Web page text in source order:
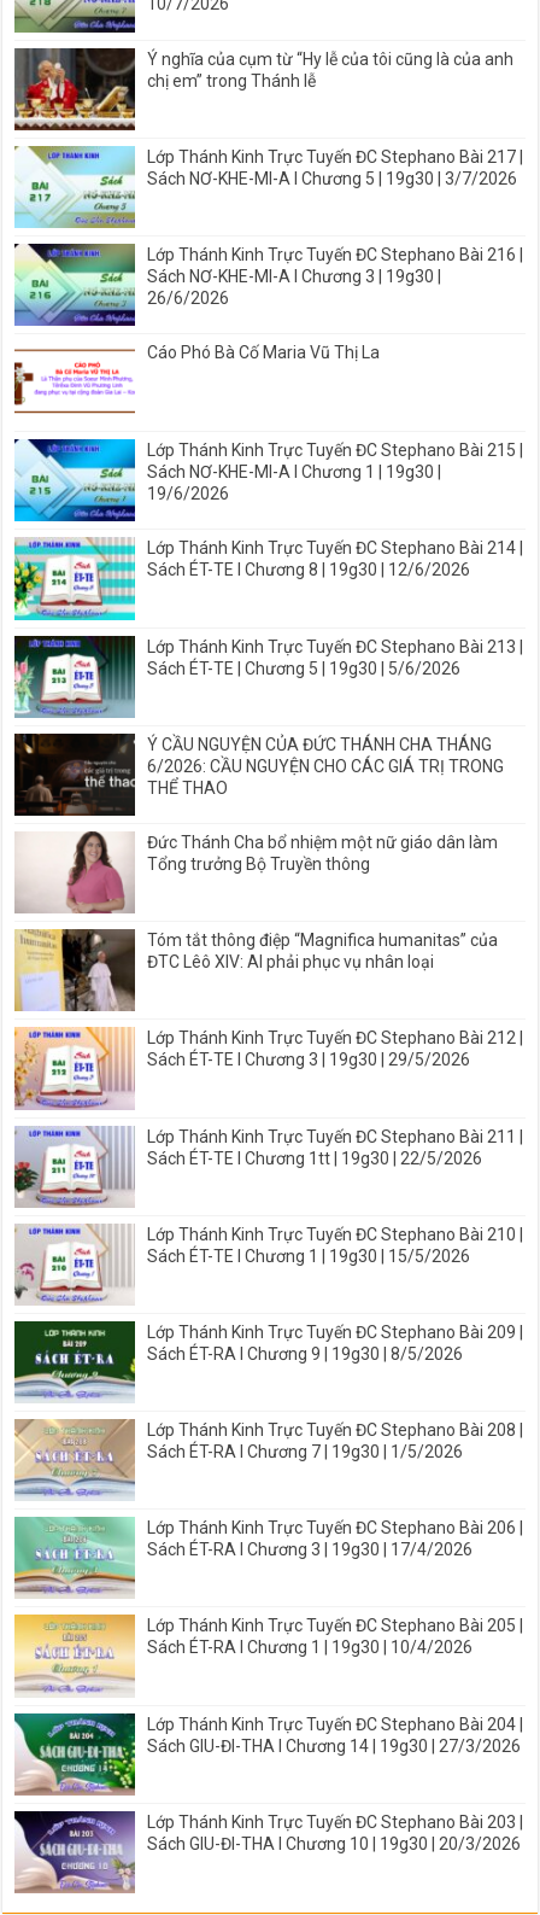
10/7/2026
Ý nghĩa của cụm từ “Hy lễ của tôi cũng là của anh
chị em” trong Thánh lễ
Lớp Thánh Kinh Trực Tuyến ĐC Stephano Bài 217 |
Sách NƠ-KHE-MI-A I Chương 5 | 19g30 | 3/7/2026
Lớp Thánh Kinh Trực Tuyến ĐC Stephano Bài 216 |
Sách NƠ-KHE-MI-A I Chương 3 | 19g30 |
26/6/2026
Cáo Phó Bà Cố Maria Vũ Thị La
Lớp Thánh Kinh Trực Tuyến ĐC Stephano Bài 215 |
Sách NƠ-KHE-MI-A I Chương 1 | 19g30 |
19/6/2026
Lớp Thánh Kinh Trực Tuyến ĐC Stephano Bài 214 |
Sách ÉT-TE I Chương 8 | 19g30 | 12/6/2026
Lớp Thánh Kinh Trực Tuyến ĐC Stephano Bài 213 |
Sách ÉT-TE | Chương 5 | 19g30 | 5/6/2026
Ý CẦU NGUYỆN CỦA ĐỨC THÁNH CHA THÁNG
6/2026: CẦU NGUYỆN CHO CÁC GIÁ TRỊ TRONG
THỂ THAO
Đức Thánh Cha bổ nhiệm một nữ giáo dân làm
Tổng trưởng Bộ Truyền thông
Tóm tắt thông điệp “Magnifica humanitas” của
ĐTC Lêô XIV: AI phải phục vụ nhân loại
Lớp Thánh Kinh Trực Tuyến ĐC Stephano Bài 212 |
Sách ÉT-TE I Chương 3 | 19g30 | 29/5/2026
Lớp Thánh Kinh Trực Tuyến ĐC Stephano Bài 211 |
Sách ÉT-TE I Chương 1tt | 19g30 | 22/5/2026
Lớp Thánh Kinh Trực Tuyến ĐC Stephano Bài 210 |
Sách ÉT-TE I Chương 1 | 19g30 | 15/5/2026
Lớp Thánh Kinh Trực Tuyến ĐC Stephano Bài 209 |
Sách ÉT-RA I Chương 9 | 19g30 | 8/5/2026
Lớp Thánh Kinh Trực Tuyến ĐC Stephano Bài 208 |
Sách ÉT-RA I Chương 7 | 19g30 | 1/5/2026
Lớp Thánh Kinh Trực Tuyến ĐC Stephano Bài 206 |
Sách ÉT-RA I Chương 3 | 19g30 | 17/4/2026
Lớp Thánh Kinh Trực Tuyến ĐC Stephano Bài 205 |
Sách ÉT-RA I Chương 1 | 19g30 | 10/4/2026
Lớp Thánh Kinh Trực Tuyến ĐC Stephano Bài 204 |
Sách GIU-ĐI-THA I Chương 14 | 19g30 | 27/3/2026
Lớp Thánh Kinh Trực Tuyến ĐC Stephano Bài 203 |
Sách GIU-ĐI-THA I Chương 10 | 19g30 | 20/3/2026